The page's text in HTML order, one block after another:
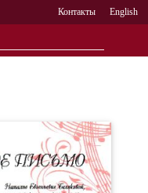
Контакты English